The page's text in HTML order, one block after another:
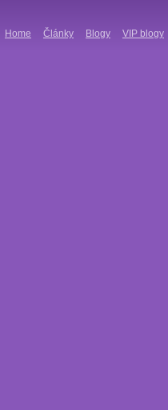
Home Články Blogy VIP blogy